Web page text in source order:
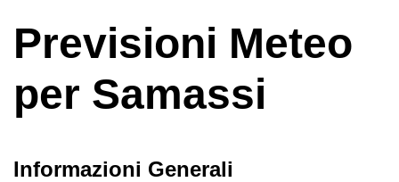
Previsioni Meteo
per Samassi
Informazioni Generali